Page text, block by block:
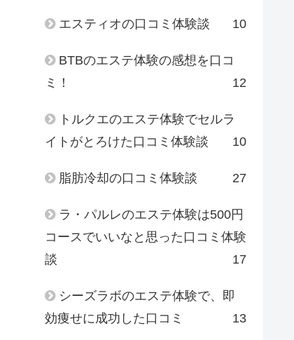
エスティオの口コミ体験談 10
BTBのエステ体験の感想を口コ
ミ！
12
トルクエのエステ体験でセルラ
イトがとろけた口コミ体験談
10
脂肪冷却の口コミ体験談 27
ラ・パルレのエステ体験は500円
コースでいいなと思った口コミ体験
談
17
シーズラボのエステ体験で、即
効痩せに成功した口コミ
13